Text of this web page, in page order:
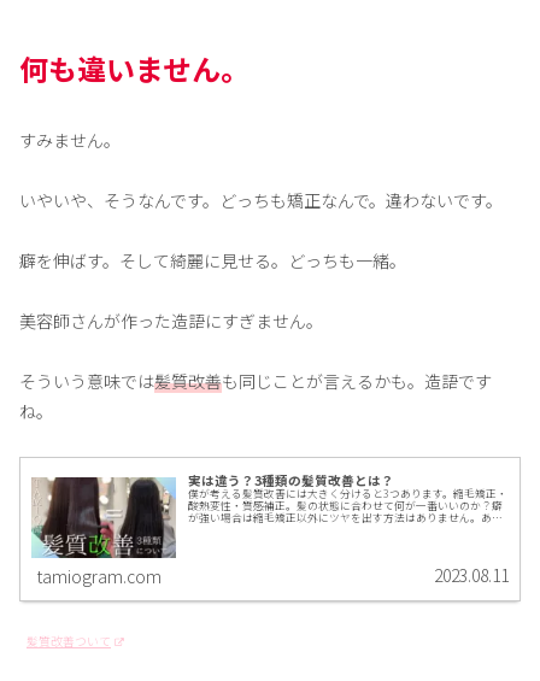
何も違いません。
すみません。
いやいや、そうなんです。どっちも矯正なんで。違わないです。
癖を伸ばす。そして綺麗に見せる。どっちも一緒。
美容師さんが作った造語にすぎません。
そういう意味では髪質改善も同じことが言えるかも。造語です
ね。
実は違う？3種類の髪質改善とは？
僕が考える髪質改善には大きく分けると3つあります。縮毛矯正・
酸熱変性・質感補正。髪の状態に合わせて何が一番いいのか？癖
が強い場合は縮毛矯正以外にツヤを出す方法はありません。あな
tamiogram.com 2023.08.11
髪質改善ついて